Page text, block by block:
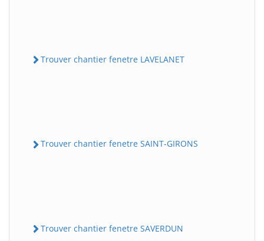
Trouver chantier fenetre LAVELANET
Trouver chantier fenetre SAINT-GIRONS
Trouver chantier fenetre SAVERDUN